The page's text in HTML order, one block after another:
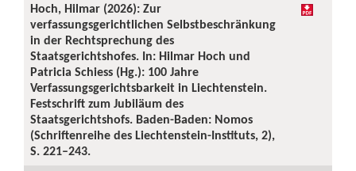
Hoch, Hilmar (2026): Zur
verfassungsgerichtlichen Selbstbeschränkung
in der Rechtsprechung des
Staatsgerichtshofes. In: Hilmar Hoch und
Patricia Schiess (Hg.): 100 Jahre
Verfassungsgerichtsbarkeit in Liechtenstein.
Festschrift zum Jubiläum des
Staatsgerichtshofs. Baden-Baden: Nomos
(Schriftenreihe des Liechtenstein-Instituts, 2),
S. 221–243.